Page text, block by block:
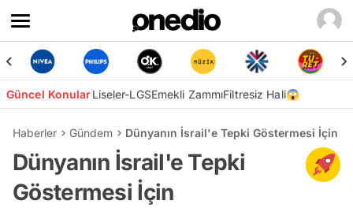
Güncel KonularLiseler-LGSEmekli ZammıFiltresiz Hali😱
Haberler Gündem Dünyanın İsrail'e Tepki Göstermesi İçin
Dünyanın İsrail'e Tepki
Göstermesi İçin